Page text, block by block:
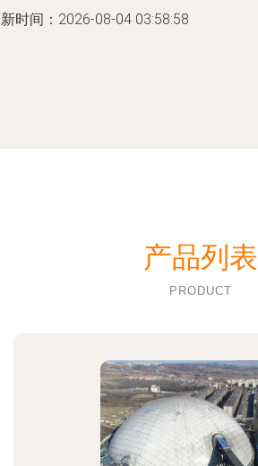
时间：2026-08-04 03:58:58
产品列表
PRODUCT